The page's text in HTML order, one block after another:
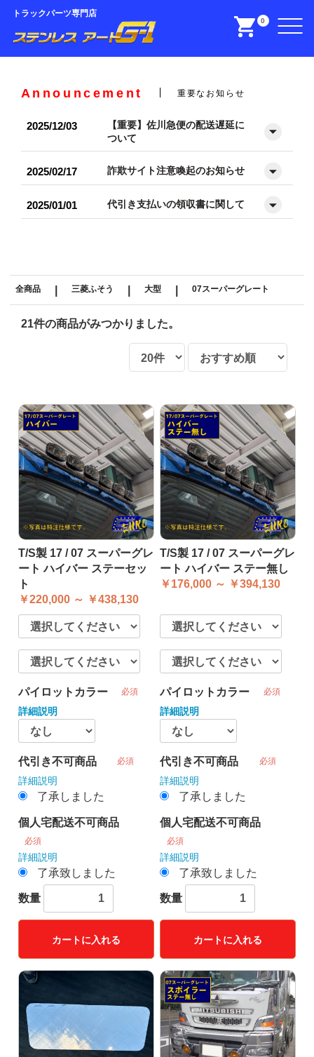
トラックパーツ専門店
0
Announcement 重要なお知らせ
2025/12/03
【重要】佐川急便の配送遅延に
ついて
2025/02/17 詐欺サイト注意喚起のお知らせ
2025/01/01 代引き支払いの領収書に関して
全商品 三菱ふそう 大型 07スーパーグレート
21件の商品がみつかりました。
T/S製 17 / 07 スーパーグレ
ート ハイバー ステーセッ
ト
￥220,000 ～ ￥438,130
パイロットカラー 必須
詳細説明
代引き不可商品 必須
詳細説明
了承しました
個人宅配送不可商品
必須
詳細説明
了承致しました
数量
カートに入れる
T/S製 17 / 07 スーパーグレ
ート ハイバー ステー無し
￥176,000 ～ ￥394,130
パイロットカラー 必須
詳細説明
代引き不可商品 必須
詳細説明
了承しました
個人宅配送不可商品
必須
詳細説明
了承致しました
数量
カートに入れる